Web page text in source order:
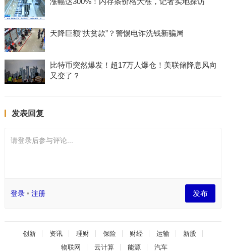
天降巨额“扶贫款”？警惕电诈洗钱新骗局
比特币突然爆发！超17万人爆仓！美联储降息风向
又变了？
发表回复
请登录后参与评论...
登录• 注册 发布
创新 资讯 理财 保险 财经 运输
新股
物联网
云计算 能源 汽车